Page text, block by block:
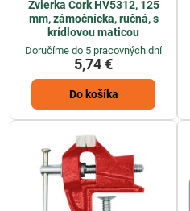
Zvierka Cork HV5312, 125
mm, zámočnícka, ručná, s
krídlovou maticou
Doručíme do 5 pracovných dní
5,74 €
Do košíka